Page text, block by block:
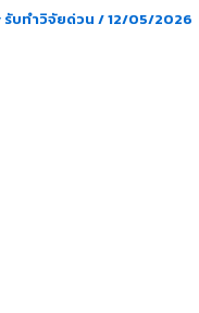
รับทำวิจัยด่วน /12/05/2026